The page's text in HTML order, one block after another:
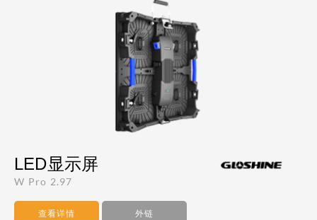
LED显示屏
W Pro 2.97
查看详情 外链